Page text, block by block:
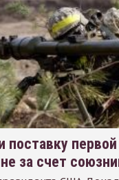
первой
за счет